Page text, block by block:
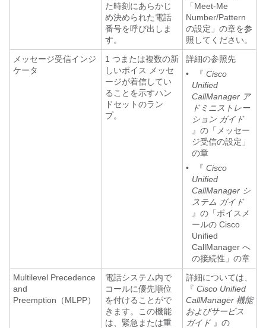
た時刻にあらかじ
め決められた電話
番号を呼び出しま
す。
「Meet-Me
Number/Pattern
の設定」の章を参
照してください。
メッセージ受信インジ
ケータ
1 つまたは複数の新
しいボイス メッセ
ージが着信してい
ることを示すハン
ドセットのラン
プ。
詳細の参照先
•
『 Cisco
Unified
CallManager ア
ドミニストレー
ション ガイド
』の「メッセー
ジ受信の設定」
の章
•
『 Cisco
Unified
CallManager シ
ステム ガイド
』の「ボイスメ
ールの Cisco
Unified
CallManager へ
の接続性」の章
Multilevel Precedence
and
Preemption（MLPP）
電話システム内で
コールに優先順位
を付けることがで
きます。この機能
は、緊急または重
詳細については、
『 Cisco Unified
CallManager 機能
およびサービス
ガイド』の